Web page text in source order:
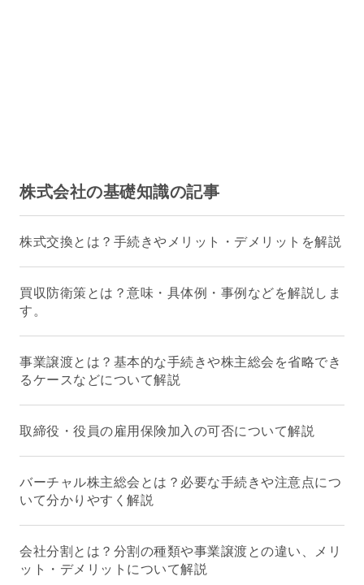
株式会社の基礎知識の記事
株式交換とは？手続きやメリット・デメリットを解説
買収防衛策とは？意味・具体例・事例などを解説しま
す。
事業譲渡とは？基本的な手続きや株主総会を省略でき
るケースなどについて解説
取締役・役員の雇用保険加入の可否について解説
バーチャル株主総会とは？必要な手続きや注意点につ
いて分かりやすく解説
会社分割とは？分割の種類や事業譲渡との違い、メリ
ット・デメリットについて解説